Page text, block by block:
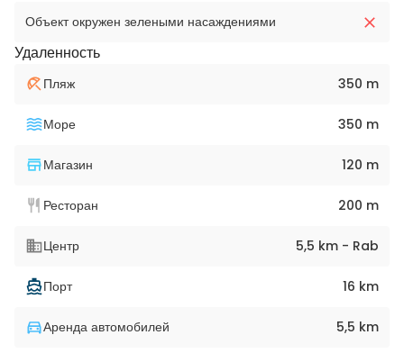
Объект окружен зелеными насаждениями
Удаленность
Пляж 350 m
Море 350 m
Магазин 120 m
Ресторан 200 m
Центр 5,5 km - Rab
Порт 16 km
Аренда автомобилей 5,5 km